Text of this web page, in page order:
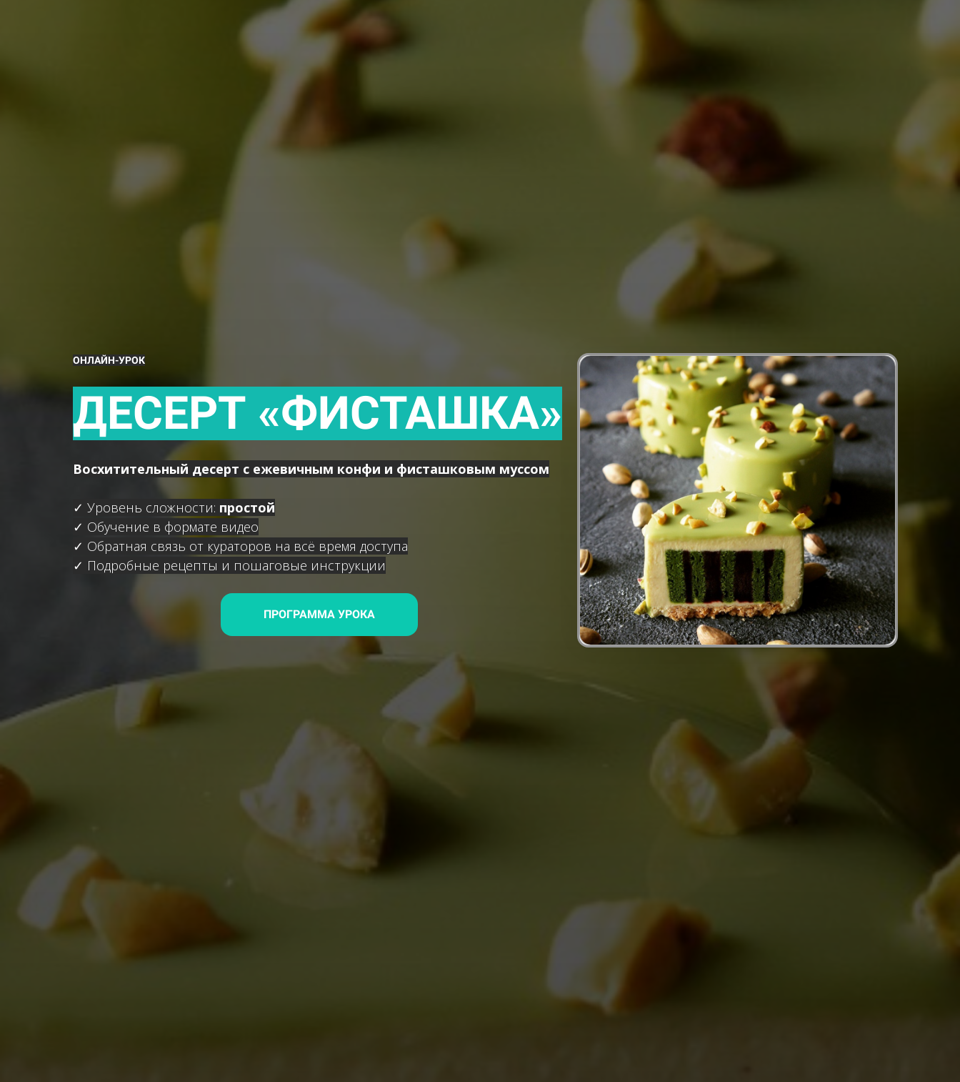
ОНЛАЙН-УРОК
ДЕСЕРТ «ФИСТАШКА»
Восхитительный десерт с ежевичным конфи и фисташковым муссом
✓ Уровень сложности: простой
✓ Обучение в формате видео
✓ Обратная связь от кураторов на всё время доступа
✓ Подробные рецепты и пошаговые инструкции
ПРОГРАММА УРОКА